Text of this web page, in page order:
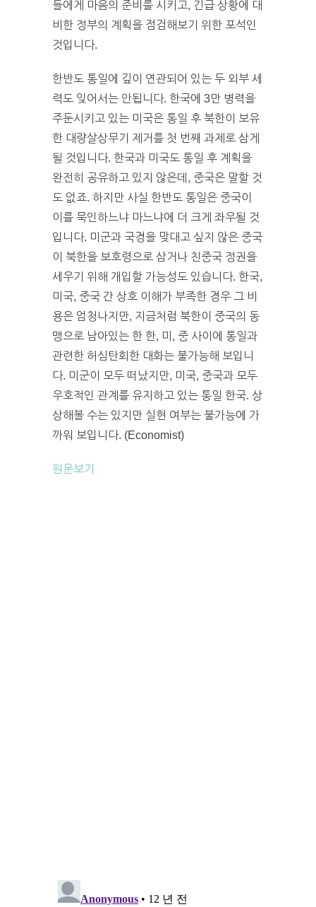
들에게 마음의 준비를 시키고, 긴급 상황에 대
비한 정부의 계획을 점검해보기 위한 포석인
것입니다.
한반도 통일에 깊이 연관되어 있는 두 외부 세
력도 잊어서는 안됩니다. 한국에 3만 병력을
주둔시키고 있는 미국은 통일 후 북한이 보유
한 대량살상무기 제거를 첫 번째 과제로 삼게
될 것입니다. 한국과 미국도 통일 후 계획을
완전히 공유하고 있지 않은데, 중국은 말할 것
도 없죠. 하지만 사실 한반도 통일은 중국이
이를 묵인하느냐 마느냐에 더 크게 좌우될 것
입니다. 미군과 국경을 맞대고 싶지 않은 중국
이 북한을 보호령으로 삼거나 친중국 정권을
세우기 위해 개입할 가능성도 있습니다. 한국,
미국, 중국 간 상호 이해가 부족한 경우 그 비
용은 엄청나지만, 지금처럼 북한이 중국의 동
맹으로 남아있는 한 한, 미, 중 사이에 통일과
관련한 허심탄회한 대화는 불가능해 보입니
다. 미군이 모두 떠났지만, 미국, 중국과 모두
우호적인 관계를 유지하고 있는 통일 한국. 상
상해볼 수는 있지만 실현 여부는 불가능에 가
까워 보입니다. (Economist)
원문보기